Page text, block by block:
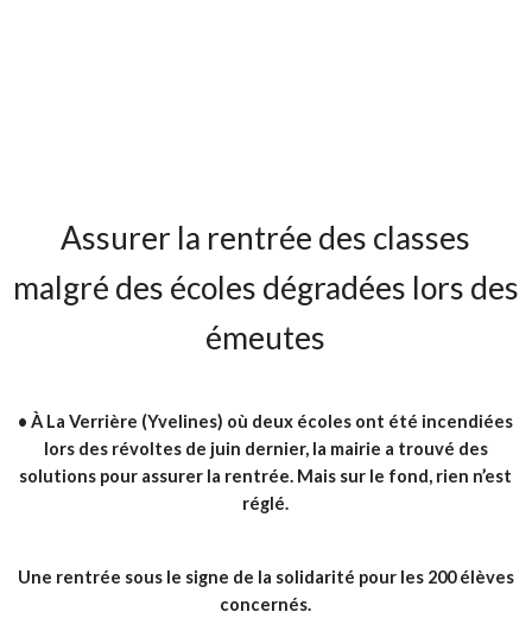
Assurer la rentrée des classes
malgré des écoles dégradées lors des
émeutes
•À La Verrière (Yvelines) où deux écoles ont été incendiées
lors des révoltes de juin dernier, la mairie a trouvé des
solutions pour assurer la rentrée. Mais sur le fond, rien n’est
réglé.
Une rentrée sous le signe de la solidarité pour les 200 élèves
concernés.